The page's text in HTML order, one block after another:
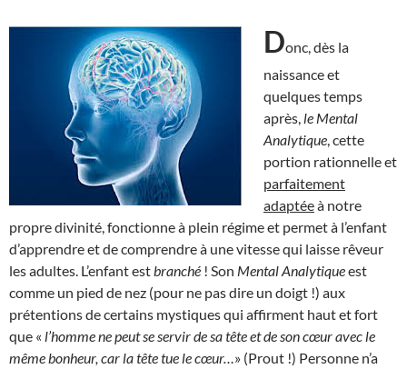
Donc, dès la
naissance et
quelques temps
après, le Mental
Analytique , cette
portion rationnelle et
parfaitement
adaptéeà notre
propre divinité, fonctionne à plein régime et permet à l’enfant
d’apprendre et de comprendre à une vitesse qui laisse rêveur
les adultes. L’enfant est branché ! Son Mental Analytiqueest
comme un pied de nez (pour ne pas dire un doigt !) aux
prétentions de certains mystiques qui affirment haut et fort
que « l’homme ne peut se servir de sa tête et de son cœur avec le
même bonheur, car la tête tue le cœur… » (Prout !) Personne n’a